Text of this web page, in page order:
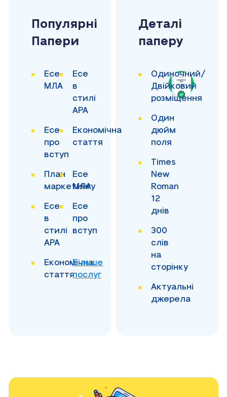
Популярні
Папери
Есе
МЛА
Есе
в
стилі
APA
Есе
про
вступ
Економічна
стаття
План
маркетингу
Есе
МЛА
Есе
в
стилі
APA
Есе
про
вступ
Економічна
стаття
Більше
послуг
Деталі
паперу
Одиночний/
Двійковий
розміщення
Один
дюйм
поля
Times
New
Roman
12
днів
300
слів
на
сторінку
Актуальні
джерела